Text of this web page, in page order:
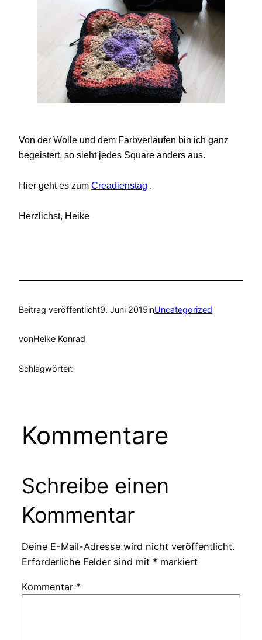
Von der Wolle und dem Farbverläufen bin ich ganz
begeistert, so sieht jedes Square anders aus.
Hier geht es zum Creadienstag .
Herzlichst, Heike
Beitrag veröffentlicht9. Juni 2015inUncategorized
vonHeike Konrad
Schlagwörter:
Kommentare
Schreibe einen
Kommentar
Deine E-Mail-Adresse wird nicht veröffentlicht.
Erforderliche Felder sind mit * markiert
Kommentar *